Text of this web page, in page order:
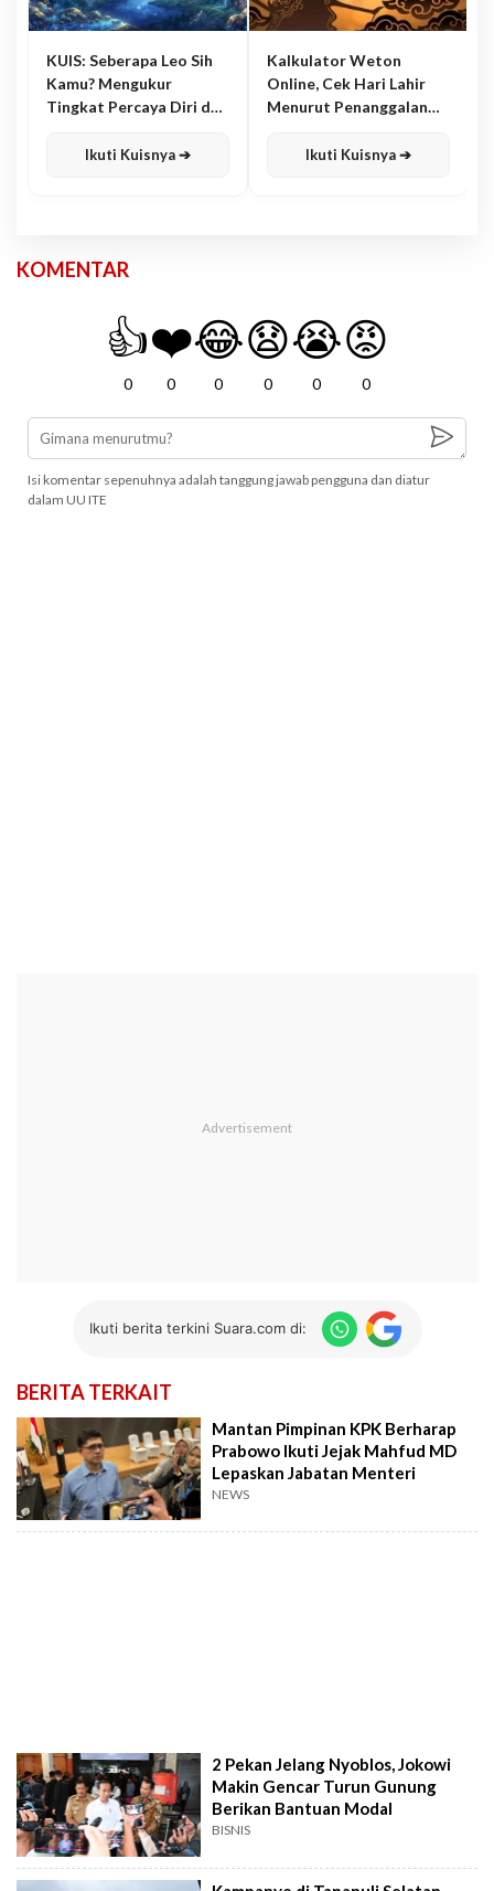
KUIS: Seberapa Leo Sih
Kamu? Mengukur
Tingkat Percaya Diri dan
Ikuti Kuisnya ➔
Kalkulator Weton
Online, Cek Hari Lahir
Menurut Penanggalan
Ikuti Kuisnya ➔
KOMENTAR
👍
0
❤️
0
😂
0
😧
0
😭
0
😡
0
Isi komentar sepenuhnya adalah tanggung jawab pengguna dan diatur
dalam UU ITE
Ikuti berita terkini Suara.com di:
BERITA TERKAIT
Mantan Pimpinan KPK Berharap
Prabowo Ikuti Jejak Mahfud MD
Lepaskan Jabatan Menteri
NEWS
2 Pekan Jelang Nyoblos, Jokowi
Makin Gencar Turun Gunung
Berikan Bantuan Modal
BISNIS